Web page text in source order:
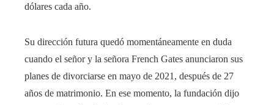
dólares cada año.
Su dirección futura quedó momentáneamente en duda
cuando el señor y la señora French Gates anunciaron sus
planes de divorciarse en mayo de 2021, después de 27
años de matrimonio. En ese momento, la fundación dijo